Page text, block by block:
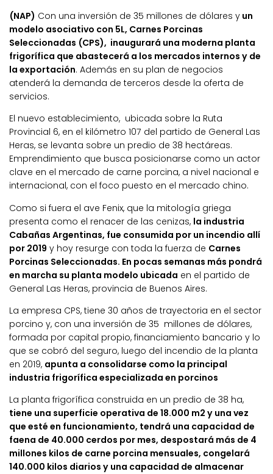
(NAP) Con una inversión de 35 millones de dólares y un
modelo asociativo con 5L, Carnes Porcinas
Seleccionadas (CPS), inaugurará una moderna planta
frigorífica que abastecerá a los mercados internos y de
la exportación. Además en su plan de negocios
atenderá la demanda de terceros desde la oferta de
servicios.
El nuevo establecimiento, ubicada sobre la Ruta
Provincial 6, en el kilómetro 107 del partido de General Las
Heras, se levanta sobre un predio de 38 hectáreas.
Emprendimiento que busca posicionarse como un actor
clave en el mercado de carne porcina, a nivel nacional e
internacional, con el foco puesto en el mercado chino.
Como si fuera el ave Fenix, que la mitología griega
presenta como el renacer de las cenizas, la industria
Cabañas Argentinas, fue consumida por un incendio allí
por 2019 y hoy resurge con toda la fuerza de Carnes
Porcinas Seleccionadas. En pocas semanas más pondrá
en marcha su planta modelo ubicada en el partido de
General Las Heras, provincia de Buenos Aires.
La empresa CPS, tiene 30 años de trayectoria en el sector
porcino y, con una inversión de 35 millones de dólares,
formada por capital propio, financiamiento bancario y lo
que se cobró del seguro, luego del incendio de la planta
en 2019, apunta a consolidarse como la principal
industria frigorífica especializada en porcinos
La planta frigorífica construida en un predio de 38 ha,
tiene una superficie operativa de 18.000 m2 y una vez
que esté en funcionamiento, tendrá una capacidad de
faena de 40.000 cerdos por mes, despostará más de 4
millones kilos de carne porcina mensuales, congelará
140.000 kilos diarios y una capacidad de almacenar